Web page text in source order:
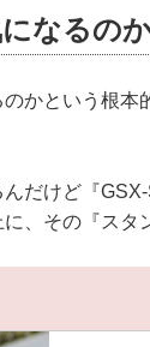
なるの
かという根
だけど『
、その『スタ